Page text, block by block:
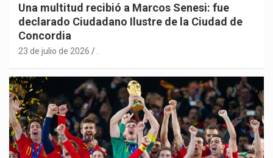
Una multitud recibió a Marcos Senesi: fue
declarado Ciudadano Ilustre de la Ciudad de
Concordia
23 de julio de 2026